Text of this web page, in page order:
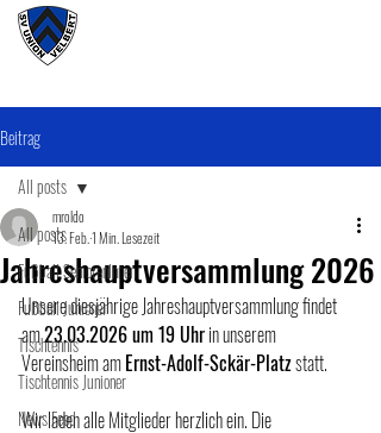
Beitrag
All posts
Fußball SeniorenInnen
Fußball Junioner
Tischtennis
Tischtennis Junioner
News Feed
All posts
Jahreshauptversammlung 2026
mroldo
13. Feb.1 Min. Lesezeit
Unsere diesjährige Jahreshauptversammlung findet
am 23.03.2026 um 19 Uhr in unserem
Vereinsheim am Ernst-Adolf-Sckär-Platz statt.
Wir laden alle Mitglieder herzlich ein. Die